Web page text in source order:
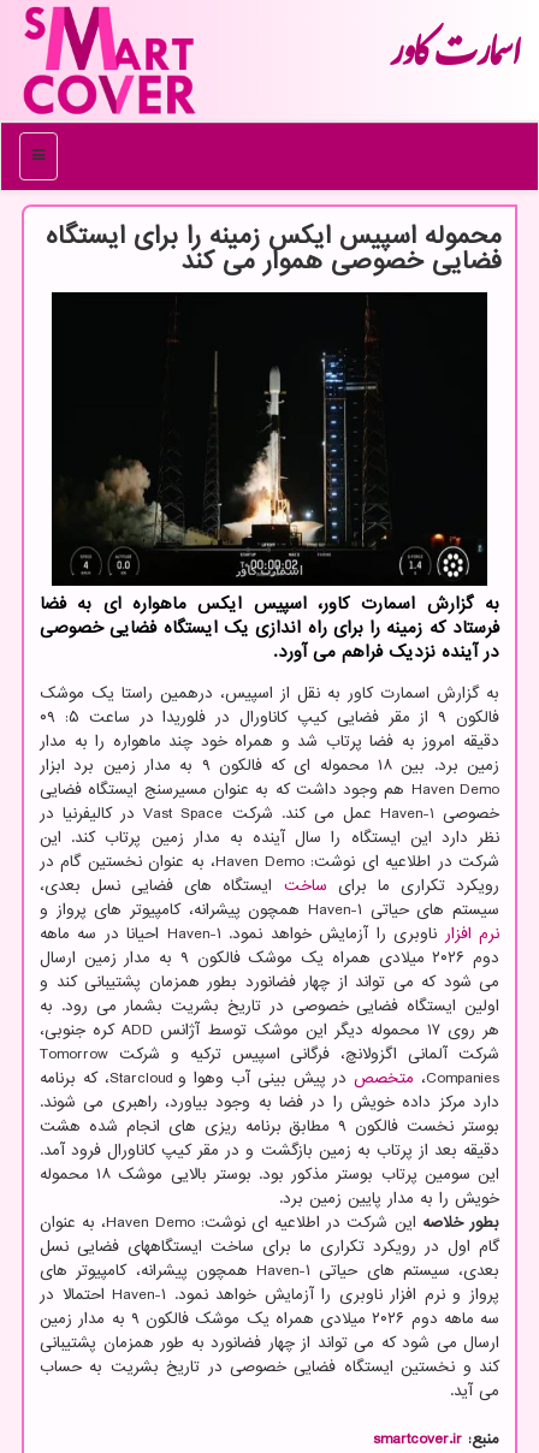
اسمارت كاور
منو
محموله اسپیس ایکس زمینه را برای ایستگاه
فضایی خصوصی هموار می کند
به گزارش اسمارت کاور، اسپیس ایکس ماهواره ای به فضا
فرستاد که زمینه را برای راه اندازی یک ایستگاه فضایی خصوصی
در آینده نزدیک فراهم می آورد.
به گزارش اسمارت کاور به نقل از اسپیس، درهمین راستا یک موشک
فالکون ۹ از مقر فضایی کیپ کاناورال در فلوریدا در ساعت ۵: ۰۹
دقیقه امروز به فضا پرتاب شد و همراه خود چند ماهواره را به مدار
زمین برد. بین ۱۸ محموله ای که فالکون ۹ به مدار زمین برد ابزار
Haven Demo هم وجود داشت که به عنوان مسیرسنج ایستگاه فضایی
خصوصی Haven-1 عمل می کند. شرکت Vast Space در کالیفرنیا در
نظر دارد این ایستگاه را سال آینده به مدار زمین پرتاب کند. این
شرکت در اطلاعیه ای نوشت: Haven Demo، به عنوان نخستین گام در
رویکرد تکراری ما برای ساخت ایستگاه های فضایی نسل بعدی،
سیستم های حیاتی Haven-۱ همچون پیشرانه، کامپیوتر های پرواز و
نرم افزار
ناوبری را آزمایش خواهد نمود. Haven-۱ احیانا در سه ماهه
دوم ۲۰۲۶ میلادی همراه یک موشک فالکون ۹ به مدار زمین ارسال
می شود که می تواند از چهار فضانورد بطور همزمان پشتیبانی کند و
اولین ایستگاه فضایی خصوصی در تاریخ بشریت بشمار می رود. به
هر روی ۱۷ محموله دیگر این موشک توسط آژانس ADD کره جنوبی،
شرکت آلمانی اگزولانچ، فرگانی اسپیس ترکیه و شرکت Tomorrow
Companies،
متخصص
در پیش بینی آب وهوا و Starcloud، که برنامه
دارد مرکز داده خویش را در فضا به وجود بیاورد، راهبری می شوند.
بوستر نخست فالکون ۹ مطابق برنامه ریزی های انجام شده هشت
دقیقه بعد از پرتاب به زمین بازگشت و در مقر کیپ کاناورال فرود آمد.
این سومین پرتاب بوستر مذکور بود. بوستر بالایی موشک ۱۸ محموله
خویش را به مدار پایین زمین برد.
بطور خلاصه
این شرکت در اطلاعیه ای نوشت: Haven Demo، به عنوان
گام اول در رویکرد تکراری ما برای ساخت ایستگاههای فضایی نسل
بعدی، سیستم های حیاتی Haven-۱ همچون پیشرانه، کامپیوتر های
پرواز و نرم افزار ناوبری را آزمایش خواهد نمود. Haven-۱ احتمالا در
سه ماهه دوم ۲۰۲۶ میلادی همراه یک موشک فالکون ۹ به مدار زمین
ارسال می شود که می تواند از چهار فضانورد به طور همزمان پشتیبانی
کند و نخستین ایستگاه فضایی خصوصی در تاریخ بشریت به حساب
می آید.
منبع: smartcover.ir